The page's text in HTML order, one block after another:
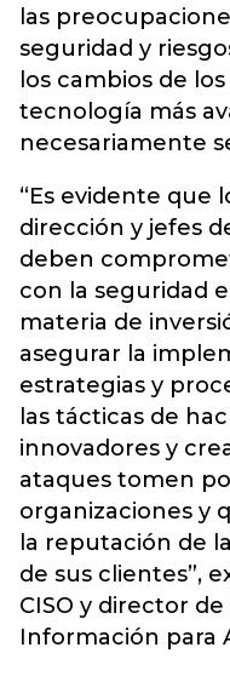
las
seguridad y
los cambios de
tecnología más
necesariamente
“Es evidente que
dirección y jefes
deben
con la seguridad
materia de
asegurar la
estrategias y
las tácticas de
innovadores y
ataques tomen
organizaciones y
la reputación de
de sus clientes”,
CISO y director
Información para